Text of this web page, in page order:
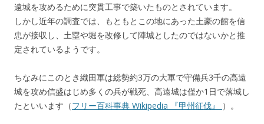
遠城を攻めるために突貫工事で築いたものとされています。
しかし近年の調査では、もともとこの地にあった土豪の館を信
忠が接収し、土塁や堀を改修して陣城としたのではないかと推
定されているようです。
ちなみにこのとき織田軍は総勢約3万の大軍で守備兵3千の高遠
城を攻め信盛はじめ多くの兵が戦死、高遠城は僅か1日で落城し
たといいます（フリー百科事典 Wikipedia 『甲州征伐』 ）。